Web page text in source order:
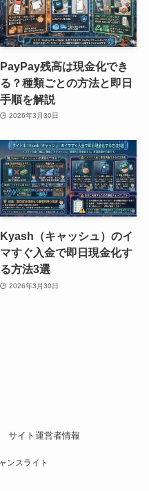
PayPay残高は現金化でき
る？種類ごとの方法と即日
手順を解説
2026年3月30日
Kyash（キャッシュ）のイ
マすぐ入金で即日現金化す
る方法3選
2026年3月30日
サイト運営者情報
ンスライト